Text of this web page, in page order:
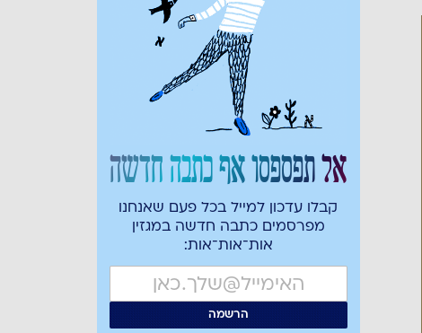
אל תפספסו אף כתבה חדשה
קבלו עדכון למייל בכל פעם שאנחנו
מפרסמים כתבה חדשה במגזין
אות־אות־אות: